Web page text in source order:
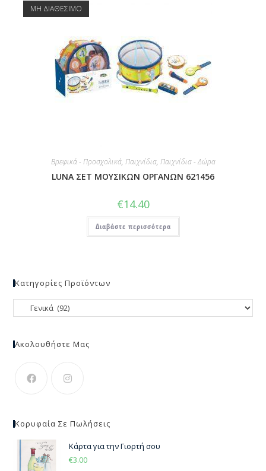
ΜΗ ΔΙΑΘΕΣΙΜΟ
Βρεφικά - Προσχολικά, Παιχνίδια, Παιχνίδια - Δώρα
LUNA ΣΕΤ ΜΟΥΣΙΚΩΝ ΟΡΓΑΝΩΝ 621456
€14.40
Διαβάστε περισσότερα
Κατηγορίες Προϊόντων
Ακολουθήστε Μας
Κορυφαία Σε Πωλήσεις
Κάρτα για την Γιορτή σου
€3.00